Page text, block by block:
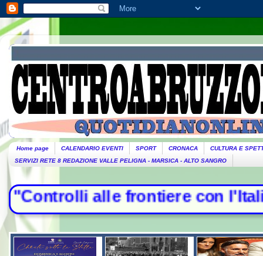
Home page CALENDARIO EVENTI SPORT CRONACA
CULTURA E
SERVIZI RETE 8 REDAZIONE VALLE PELIGNA - MARSICA - ALTO SANGRO
frontiere con l'Italia", la